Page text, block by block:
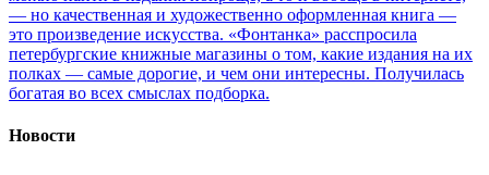
— но качественная и художественно оформленная книга —
это произведение искусства. «Фонтанка» расспросила
петербургские книжные магазины о том, какие издания на их
полках — самые дорогие, и чем они интересны. Получилась
богатая во всех смыслах подборка.
Новости